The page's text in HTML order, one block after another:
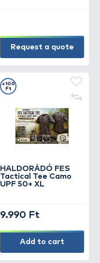
Request a quote
HALDORÁDÓ FES
Tactical Tee Camo
UPF 50+ XL
+100
Ft
9.990 Ft
Add to cart